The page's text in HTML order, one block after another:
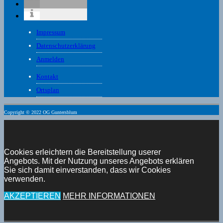
Impressum
Datenschutzerklärung
Anmelden
Kontakt
Ortsplan
Copyright © 2022 OG Guntersblum
Cookies erleichtern die Bereitstellung userer
Angebots. Mit der Nutzung unseres Angebots erklären
Sie sich damit einverstanden, dass wir Cookies
verwenden.
AKZEPTIEREN MEHR INFORMATIONEN